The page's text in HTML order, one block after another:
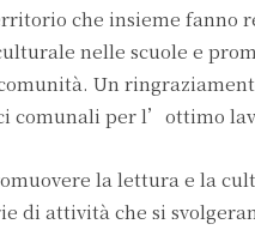
che insieme fanno
nelle scuole e
Un
comunali per l’ottimo
la lettura e la
di attività che si